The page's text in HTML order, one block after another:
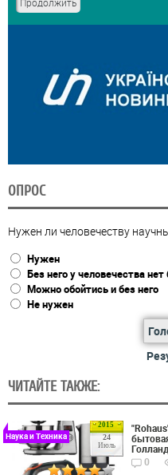
ОПРОС
Нужен ли человечеству
Нужен
Без него у человечества
Можно обойтись и без него
Не нужен
ЧИТАЙТЕ ТАКЖЕ:
2015
24
Июль
Наука и Техника
0